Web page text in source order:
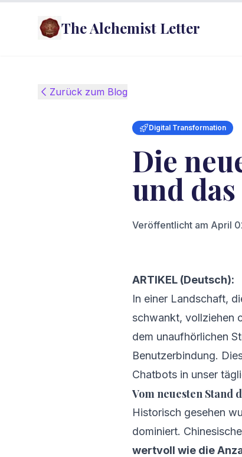
The Alchemist Letter
Zurück zum Blog
Digital Transformation
Die
und
Veröffentlicht am April
ARTIKEL (Deutsch):
In einer Landschaft,
schwankt, vollziehen
dem unaufhörlichen
Benutzerbindung.
Chatbots in unser
Vom neuesten
Historisch gesehen
dominiert.
wertvoll wie die